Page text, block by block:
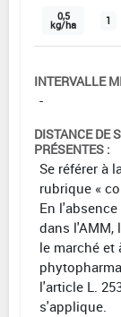
0,5
kg/ha 1
INTERVALLE
-
DISTANCE DE
PRÉSENTES :
Se référer à
rubrique «
En
dans l'AMM,
le marché
l'article L.
s'applique.